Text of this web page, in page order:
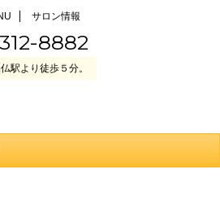
サロン情報
8882
駅より徒歩５分。